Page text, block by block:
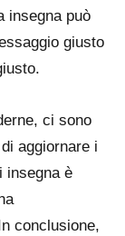
insegna può
giusto
ci sono
aggiornare i
insegna è
conclusione,